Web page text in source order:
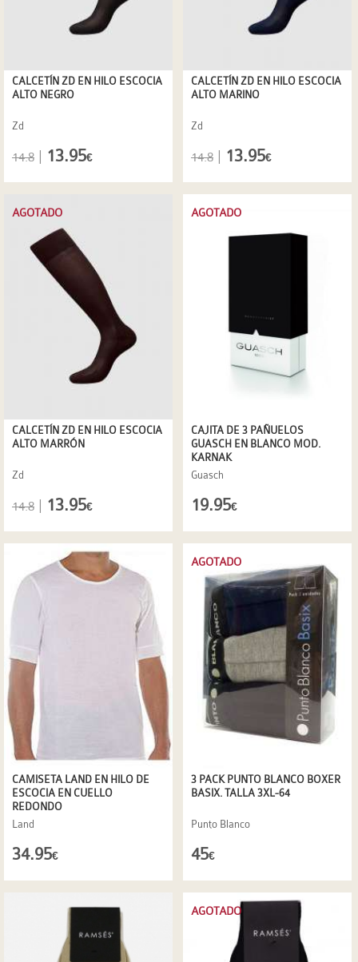
CALCETÍN ZD EN HILO ESCOCIA
ALTO NEGRO
Zd
14.8 13.95€
CALCETÍN ZD EN HILO ESCOCIA
ALTO MARINO
Zd
14.8 13.95€
CALCETÍN ZD EN HILO ESCOCIA
ALTO MARRÓN
Zd
AGOTADO
14.8 | 13.95€
CAJITA DE 3 PAÑUELOS
GUASCH EN BLANCO MOD.
KARNAK
Guasch
AGOTADO
19.95€
CAMISETA LAND EN HILO DE
ESCOCIA EN CUELLO
REDONDO
Land
34.95€
3 PACK PUNTO BLANCO BOXER
BASIX. TALLA 3XL-64
Punto Blanco
AGOTADO
45€
AGOTADO